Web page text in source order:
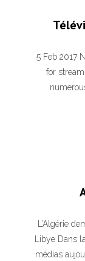
5 Feb 2017
for
L’Algérie
Libye Dans
médias